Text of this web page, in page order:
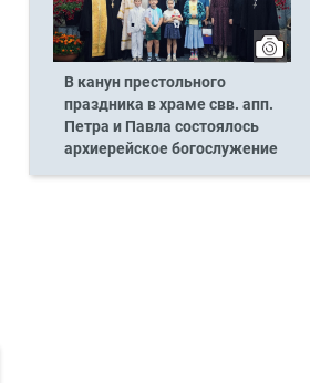
В канун престольного
праздника в храме свв. апп.
Петра и Павла состоялось
архиерейское богослужение